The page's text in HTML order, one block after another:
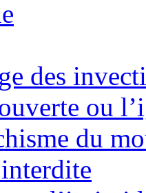
des
ou
du